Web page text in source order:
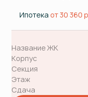
Ипотека от 30 360
Название ЖК
Корпус
Секция
Этаж
Сдача